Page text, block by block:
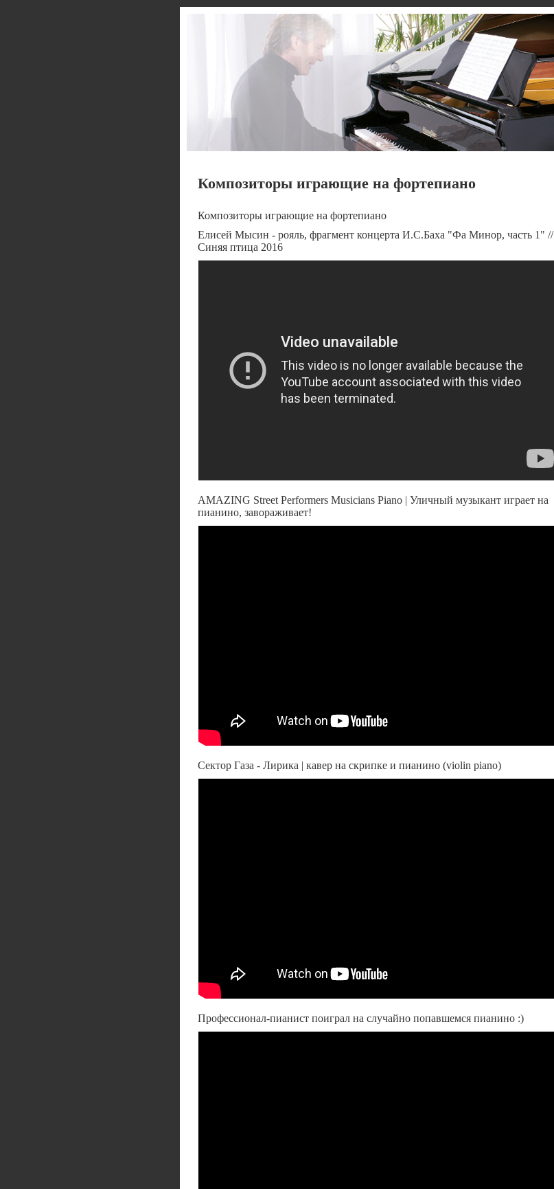
Композиторы играющие на фортепиано
Композиторы играющие на фортепиано
Елисей Мысин - рояль, фрагмент концерта И.С.Баха "Фа Минор, часть 1" //
Синяя птица 2016
AMAZING Street Performers Musicians Piano | Уличный музыкант играет на
пианино, завораживает!
Сектор Газа - Лирика | кавер на скрипке и пианино (violin piano)
Профессионал-пианист поиграл на случайно попавшемся пианино :)